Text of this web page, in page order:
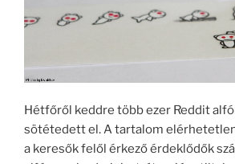
Hétfőről keddre több ezer Reddit
sötétedett el. A tartalom
a keresők felől érkező érdeklődők